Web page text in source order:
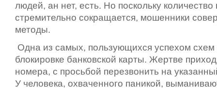
людей, ан нет, есть. Но поскольку
стремительно сокращается, мошенники
методы.
Одна из самых, пользующихся успехом
блокировке банковской карты. Жертве
номера, с просьбой перезвонить на
У человека, охваченного паникой,